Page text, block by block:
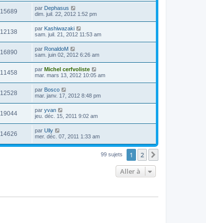
15689 par Dephasus
dim. juil. 22, 2012 1:52 pm
12138 par Kashiwazaki
sam. juil. 21, 2012 11:53 am
16890 par RonaldoM
sam. juin 02, 2012 6:26 am
11458 par Michel cerfvoliste
mar. mars 13, 2012 10:05 am
12528 par Bosco
mar. janv. 17, 2012 8:48 pm
19044 par yvan
jeu. déc. 15, 2011 9:02 am
14626 par Ully
mer. déc. 07, 2011 1:33 am
99 sujets 1 2
Aller à